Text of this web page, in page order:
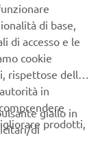
machinery
Jorge
private
experience the
R1M were
all interested
reservation at:
di base,
di accesso e le
cookie
rispettose della
in
prodotti,
giallo in
di